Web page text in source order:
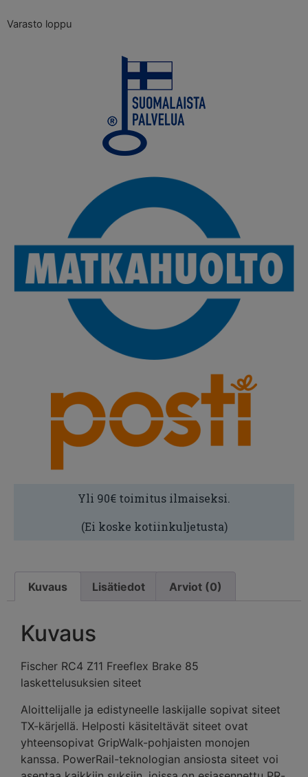
Varasto loppu
Yli 90€ toimitus ilmaiseksi.
(Ei koske kotiinkuljetusta)
Kuvaus Lisätiedot Arviot (0)
Kuvaus
Fischer RC4 Z11 Freeflex Brake 85
laskettelusuksien siteet
Aloittelijalle ja edistyneelle laskijalle sopivat siteet
TX-kärjellä. Helposti käsiteltävät siteet ovat
yhteensopivat GripWalk-pohjaisten monojen
kanssa. PowerRail-teknologian ansiosta siteet voi